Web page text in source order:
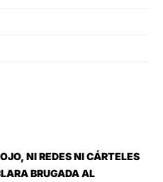
NI REDES NI CÁRTELES
BRUGADA AL